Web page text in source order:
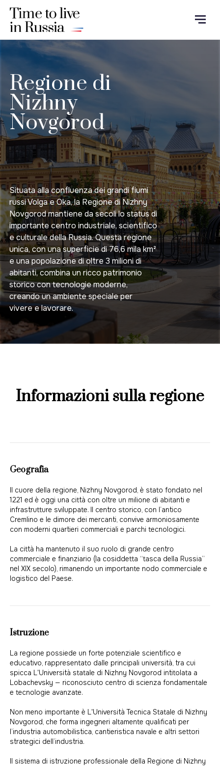
Regione di
Nizhny
Novgorod
Situata alla confluenza dei grandi fiumi
russi Volga e Oka, la Regione di Nizhny
Novgorod mantiene da secoli lo status di
importante centro industriale, scientifico
e culturale della Russia. Questa regione
unica, con una superficie di 76,6 mila km²
e una popolazione di oltre 3 milioni di
abitanti, combina un ricco patrimonio
storico con tecnologie moderne,
creando un ambiente speciale per
vivere e lavorare.
Informazioni sulla regione
Geografia
Il cuore della regione, Nizhny Novgorod, è stato fondato nel
1221 ed è oggi una città con oltre un milione di abitanti e
infrastrutture sviluppate. Il centro storico, con l’antico
Cremlino e le dimore dei mercanti, convive armoniosamente
con moderni quartieri commerciali e parchi tecnologici.
La città ha mantenuto il suo ruolo di grande centro
commerciale e finanziario (la cosiddetta “tasca della Russia”
nel XIX secolo), rimanendo un importante nodo commerciale e
logistico del Paese.
Istruzione
La regione possiede un forte potenziale scientifico e
educativo, rappresentato dalle principali università, tra cui
spicca L'Università statale di Nizhny Novgorod intitolata a
Lobachevsky — riconosciuto centro di scienza fondamentale
e tecnologie avanzate.
Non meno importante è L'Università Tecnica Statale di Nizhny
Novgorod, che forma ingegneri altamente qualificati per
l’industria automobilistica, cantieristica navale e altri settori
strategici dell’industria.
Il sistema di istruzione professionale della Regione di Nizhny